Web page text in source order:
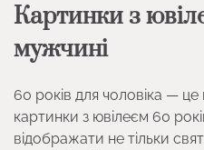
Картинки з
мужчині
60 років для чоловіка —
картинки з ювілеєм 60
відображати не тільки